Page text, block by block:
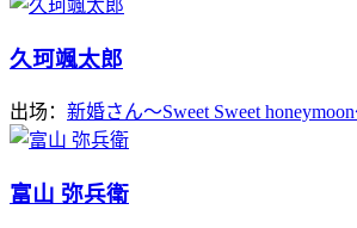
久珂颯太郎
出场： 新婚さん～Sweet Sweet
富山 弥兵衛